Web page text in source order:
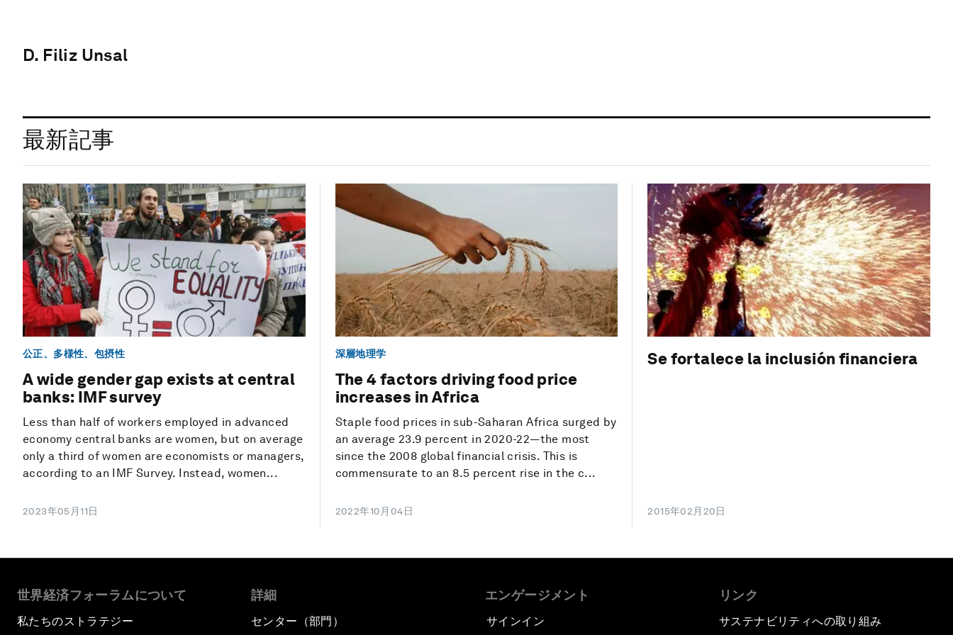
D. Filiz Unsal
最新記事
公正、多様性、包摂性
A wide gender gap exists at central
banks: IMF survey
Less than half of workers employed in advanced
economy central banks are women, but on average
only a third of women are economists or managers,
according to an IMF Survey. Instead, women...
2023年05月11日
深層地理学
The 4 factors driving food price
increases in Africa
Staple food prices in sub-Saharan Africa surged by
an average 23.9 percent in 2020-22—the most
since the 2008 global financial crisis. This is
commensurate to an 8.5 percent rise in the c...
2022年10月04日
Se fortalece la inclusión financiera
2015年02月20日
世界経済フォーラムについて
私たちのストラテジー
詳細
センター（部門）
エンゲージメント
サインイン
リンク
サステナビリティへの取り組み